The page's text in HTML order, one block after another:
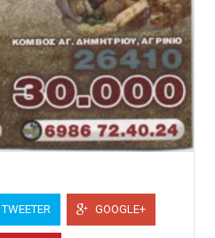
TWEETER GOOGLE+